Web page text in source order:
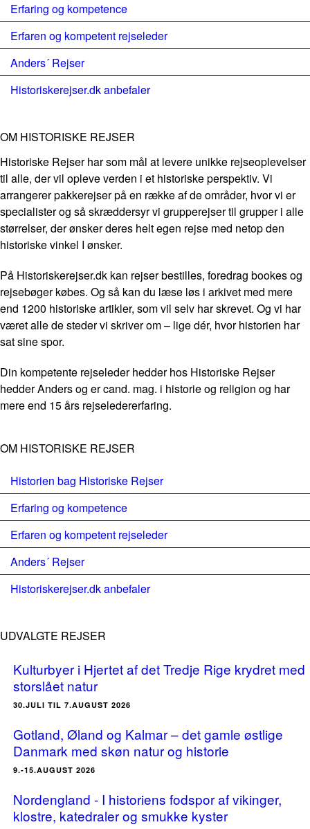
Erfaring og kompetence
Erfaren og kompetent rejseleder
Anders´ Rejser
Historiskerejser.dk anbefaler
OM HISTORISKE REJSER
Historiske Rejser har som mål at levere unikke rejseoplevelser
til alle, der vil opleve verden i et historiske perspektiv. Vi
arrangerer pakkerejser på en række af de områder, hvor vi er
specialister og så skræddersyr vi grupperejser til grupper i alle
størrelser, der ønsker deres helt egen rejse med netop den
historiske vinkel I ønsker.
På Historiskerejser.dk kan rejser bestilles, foredrag bookes og
rejsebøger købes. Og så kan du læse løs i arkivet med mere
end 1200 historiske artikler, som vil selv har skrevet. Og vi har
været alle de steder vi skriver om – lige dér, hvor historien har
sat sine spor.
Din kompetente rejseleder hedder hos Historiske Rejser
hedder Anders og er cand. mag. i historie og religion og har
mere end 15 års rejseledererfaring.
OM HISTORISKE REJSER
Historien bag Historiske Rejser
Erfaring og kompetence
Erfaren og kompetent rejseleder
Anders´ Rejser
Historiskerejser.dk anbefaler
UDVALGTE REJSER
Kulturbyer i Hjertet af det Tredje Rige krydret med
storslået natur
30.JULI TIL 7.AUGUST 2026
Gotland, Øland og Kalmar – det gamle østlige
Danmark med skøn natur og historie
9.-15.AUGUST 2026
Nordengland - I historiens fodspor af vikinger,
klostre, katedraler og smukke kyster